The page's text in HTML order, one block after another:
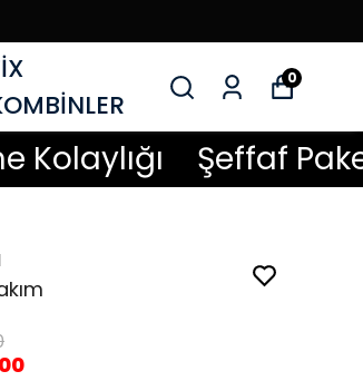
0
Şeffaf Paket